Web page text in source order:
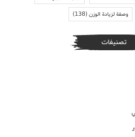
وصفة لزيادة الوزن(138)
تصنيفات